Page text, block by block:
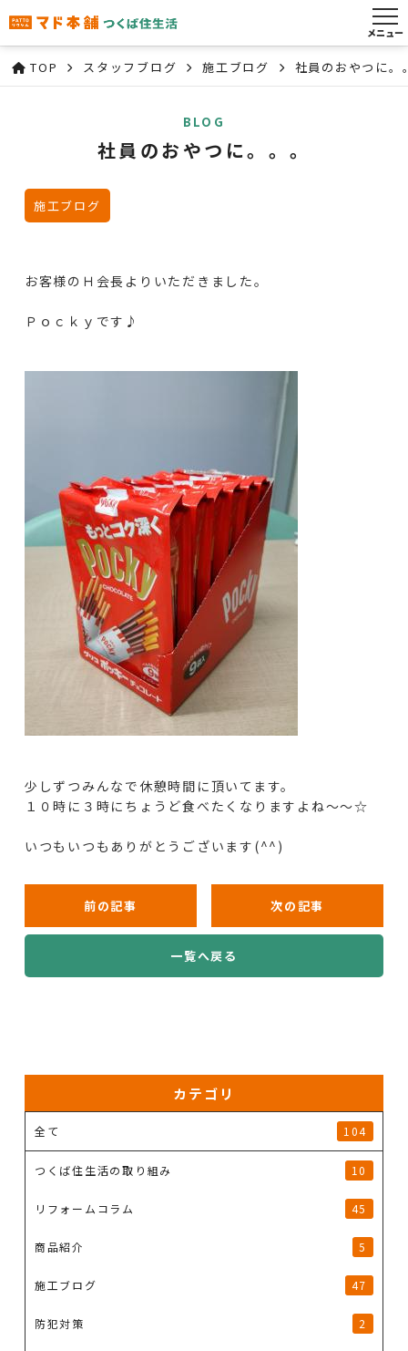
メニュー
TOP スタッフブログ 施工ブログ 社員のおやつに。
BLOG
社員のおやつに。。。
施工ブログ
お客様のＨ会長よりいただきました。
Ｐｏｃｋｙです♪
少しずつみんなで休憩時間に頂いてます。
１０時に３時にちょうど食べたくなりますよね～～☆
いつもいつもありがとうございます(^^)
前の記事 次の記事
一覧へ戻る
カテゴリ
全て 104
つくば住生活の取り組み 10
リフォームコラム 45
商品紹介 5
施工ブログ 47
防犯対策 2